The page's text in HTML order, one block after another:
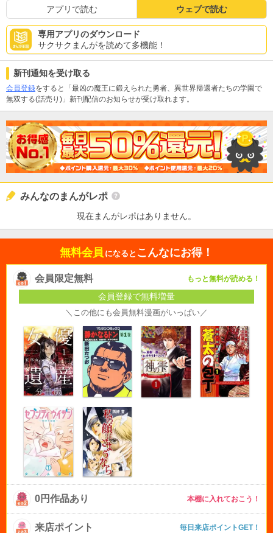
アプリで読む ウェブで読む
専用アプリのダウンロード
サクサクまんがを読めて多機能！
新刊通知を受け取る
会員登録をすると「最凶の魔王に鍛えられた勇者、異世界帰還者たちの学園で
無双する(話売り)」新刊配信のお知らせが受け取れます。
みんなのまんがレポ
現在まんがレポはありません。
無料会員 になると こんなにお得！
会員限定無料 もっと無料が読める！
会員登録で無料増量
＼この他にも会員無料漫画がいっぱい／
0円作品あり 本棚に入れておこう！
来店ポイント 毎日来店ポイントGET！